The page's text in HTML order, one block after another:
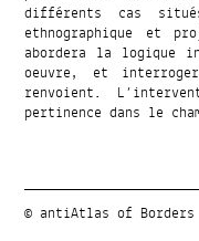
différents cas
ethnographique et
abordera la logique
oeuvre, et
renvoient.
pertinence dans le
© antiAtlas of Borders